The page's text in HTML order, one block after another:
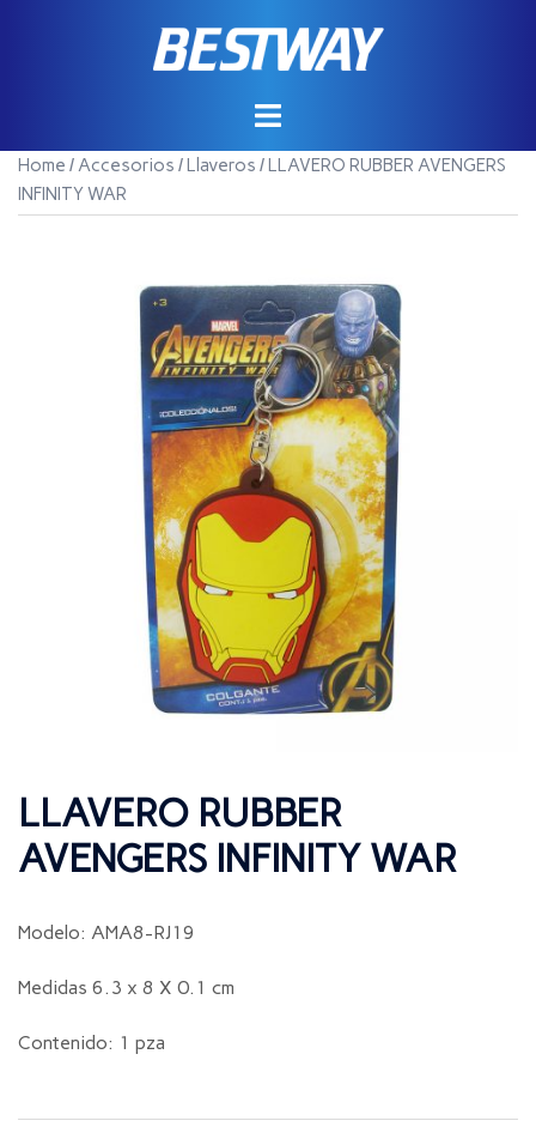
Home /Accesorios /Llaveros / LLAVERO RUBBER AVENGERS
INFINITY WAR
LLAVERO RUBBER
AVENGERS INFINITY WAR
Modelo: AMA8-RJ19
Medidas 6.3 x 8 X 0.1 cm
Contenido: 1 pza